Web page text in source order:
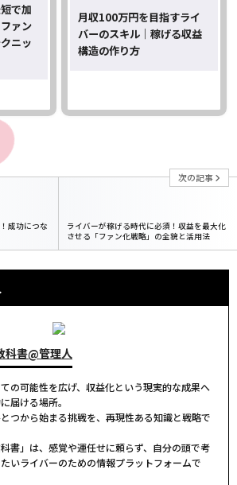
で加
ァン
ニッ
月収100万円を目指すライ
バーのスキル｜稼げる収益
構造の作り方
成功につな
次の記事
ライバーが稼げる時代に必須！収益を最大化
させる「ファン化戦略」の全貌と活用法
科書@管理人
の可能性を広げ、収益化という現実的な成果へ
届ける場所。
つから始まる挑戦を、再現性ある知識と戦略で
科書」は、感覚や運任せに頼らず、自分の頭で考
いライバーのための情報プラットフォームで